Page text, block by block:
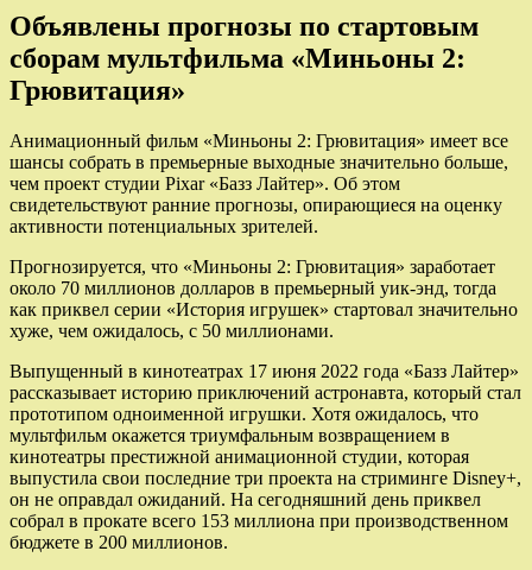
Объявлены прогнозы по стартовым
сборам мультфильма «Миньоны 2:
Грювитация»
Анимационный фильм «Миньоны 2: Грювитация» имеет все
шансы собрать в премьерные выходные значительно больше,
чем проект студии Pixar «Базз Лайтер». Об этом
свидетельствуют ранние прогнозы, опирающиеся на оценку
активности потенциальных зрителей.
Прогнозируется, что «Миньоны 2: Грювитация» заработает
около 70 миллионов долларов в премьерный уик-энд, тогда
как приквел серии «История игрушек» стартовал значительно
хуже, чем ожидалось, с 50 миллионами.
Выпущенный в кинотеатрах 17 июня 2022 года «Базз Лайтер»
рассказывает историю приключений астронавта, который стал
прототипом одноименной игрушки. Хотя ожидалось, что
мультфильм окажется триумфальным возвращением в
кинотеатры престижной анимационной студии, которая
выпустила свои последние три проекта на стриминге Disney+,
он не оправдал ожиданий. На сегодняшний день приквел
собрал в прокате всего 153 миллиона при производственном
бюджете в 200 миллионов.